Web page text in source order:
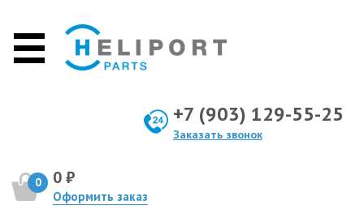
+7 (903) 129-55-25
Заказать звонок
0 0 ₽
Оформить заказ